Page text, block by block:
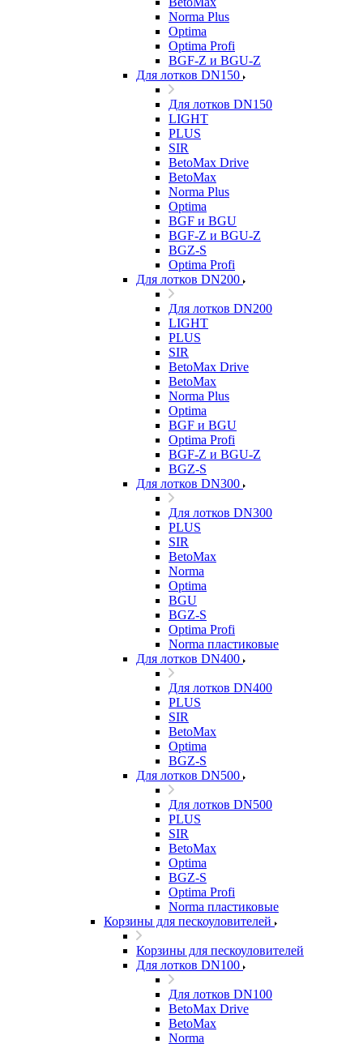
Norma Plus
Optima
Optima Profi
BGF-Z и BGU-Z
Для лотков DN150
Для лотков DN150
LIGHT
PLUS
SIR
BetoMax Drive
BetoMax
Norma Plus
Optima
BGF и BGU
BGF-Z и BGU-Z
BGZ-S
Optima Profi
Для лотков DN200
Для лотков DN200
LIGHT
PLUS
SIR
BetoMax Drive
BetoMax
Norma Plus
Optima
BGF и BGU
Optima Profi
BGF-Z и BGU-Z
BGZ-S
Для лотков DN300
Для лотков DN300
PLUS
SIR
BetoMax
Norma
Optima
BGU
BGZ-S
Optima Profi
Norma пластиковые
Для лотков DN400
Для лотков DN400
PLUS
SIR
BetoMax
Optima
BGZ-S
Для лотков DN500
Для лотков DN500
PLUS
SIR
BetoMax
Optima
BGZ-S
Optima Profi
Norma пластиковые
Корзины для пескоуловителей
Корзины для пескоуловителей
Для лотков DN100
Для лотков DN100
BetoMax Drive
BetoMax
Norma